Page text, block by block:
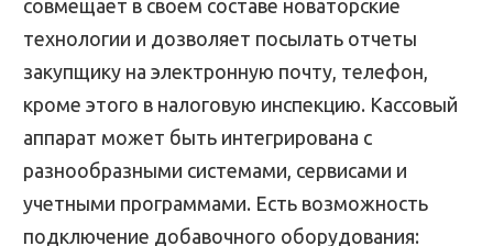
совмещает в своем составе новаторские
технологии и дозволяет посылать отчеты
закупщику на электронную почту, телефон,
кроме этого в налоговую инспекцию. Кассовый
аппарат может быть интегрирована с
разнообразными системами, сервисами и
учетными программами. Есть возможность
подключение добавочного оборудования: